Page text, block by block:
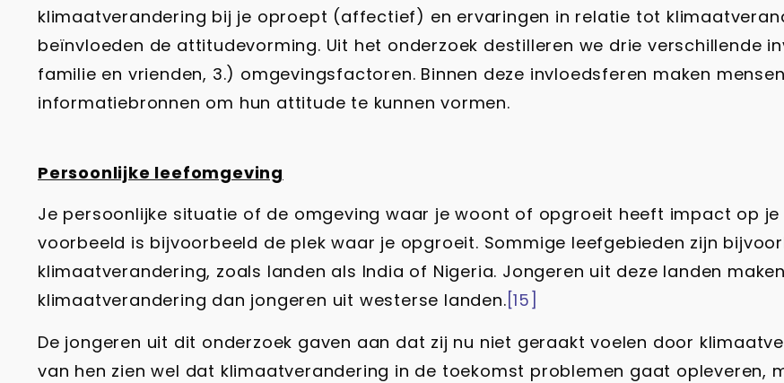
klimaatverandering bij je oproept (affectief) en ervaringen in relatie tot
beïnvloeden de attitudevorming. Uit het onderzoek destilleren we drie verschillende
familie en vrienden, 3.) omgevingsfactoren. Binnen deze invloedsferen maken
informatiebronnen om hun attitude te kunnen vormen.
Persoonlijke leefomgeving
Je persoonlijke situatie of de omgeving waar je woont of opgroeit heeft impact op je
voorbeeld is bijvoorbeeld de plek waar je opgroeit. Sommige leefgebieden zijn
klimaatverandering, zoals landen als India of Nigeria. Jongeren uit deze landen
klimaatverandering dan jongeren uit westerse landen. [15]
De jongeren uit dit onderzoek gaven aan dat zij nu niet geraakt voelen door
van hen zien wel dat klimaatverandering in de toekomst problemen gaat opleveren,